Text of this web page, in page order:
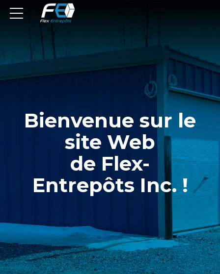
Bienvenue sur le
site Web
de Flex-
Entrepôts Inc. !